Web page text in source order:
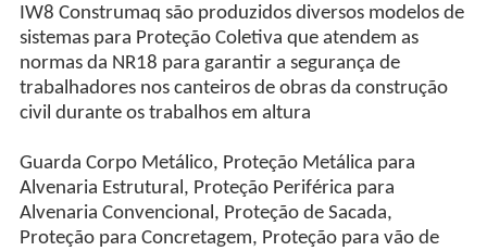
IW8 Construmaq são produzidos diversos modelos de
sistemas para Proteção Coletiva que atendem as
normas da NR18 para garantir a segurança de
trabalhadores nos canteiros de obras da construção
civil durante os trabalhos em altura
Guarda Corpo Metálico, Proteção Metálica para
Alvenaria Estrutural, Proteção Periférica para
Alvenaria Convencional, Proteção de Sacada,
Proteção para Concretagem, Proteção para vão de